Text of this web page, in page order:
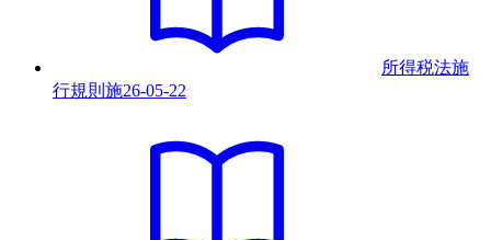
所得税法施
行規則 施26-05-22